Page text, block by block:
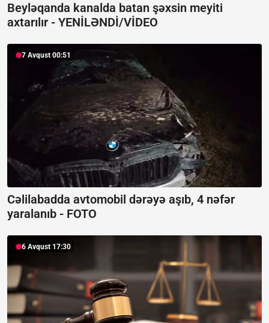
Beyləqanda kanalda batan şəxsin meyiti
axtarılır - YENİLƏNDİ/VİDEO
7 Avqust 00:51
Cəlilabadda avtomobil dərəyə aşıb, 4 nəfər
yaralanıb - FOTO
6 Avqust 17:30